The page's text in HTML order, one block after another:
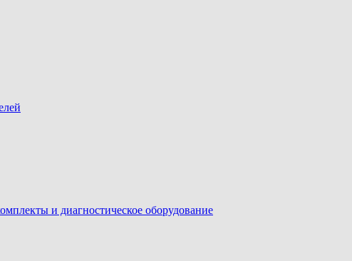
и диагностическое оборудование